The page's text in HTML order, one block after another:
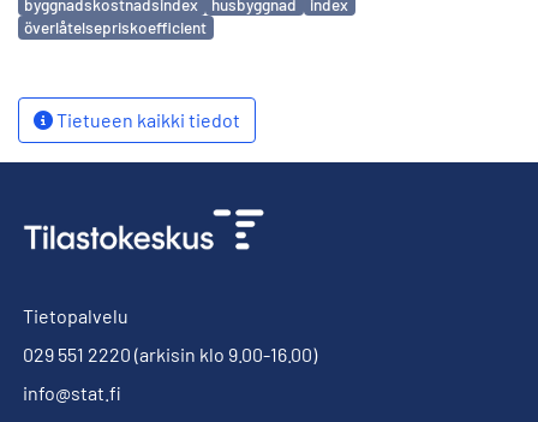
överlåtelsepriskoefficient
Tietueen kaikki tiedot
Tietopalvelu
029 551 2220 (arkisin klo 9.00-16.00)
info@stat.fi